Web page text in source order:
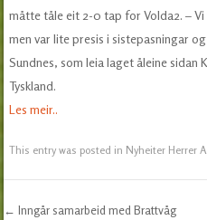
måtte tåle eit 2-0 tap for Volda2. –
men var lite presis i sistepasningar
Sundnes, som leia laget åleine sidan
Tyskland.
Les meir..
This entry was posted in Nyheiter Herrer A
← Inngår samarbeid med Brattvåg